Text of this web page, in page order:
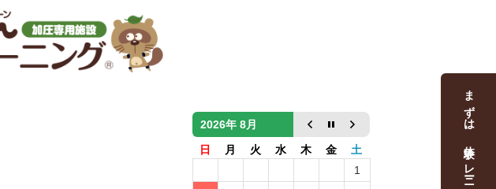
2026年 8月
日
月 火 水 木 金
土
1
まずは、体験トレーニング